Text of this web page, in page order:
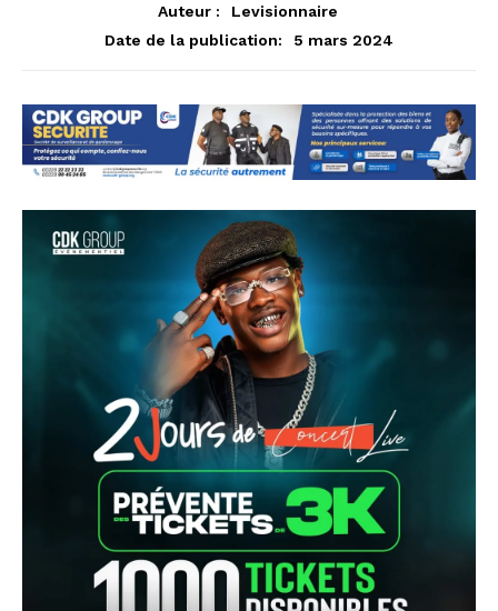
Auteur :
Levisionnaire
Date de la publication:
5 mars 2024